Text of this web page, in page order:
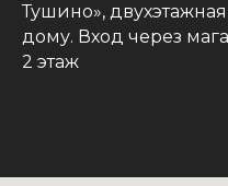
Тушино»,
дому. Вход через
2 этаж